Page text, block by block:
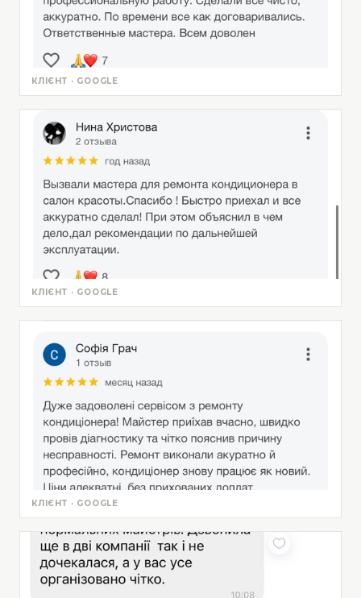
КЛІЄНТ · GOOGLE
КЛІЄНТ · GOOGLE
КЛІЄНТ · GOOGLE